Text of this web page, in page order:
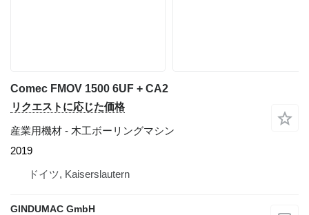
Comec FMOV 1500 6UF + CA2
リクエストに応じた価格
産業用機材 - 木工ボーリングマシン
2019
ドイツ, Kaiserslautern
GINDUMAC GmbH